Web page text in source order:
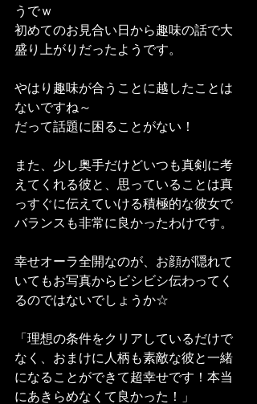
うでｗ
初めてのお見合い日から趣味の話で大
盛り上がりだったようです。
やはり趣味が合うことに越したことは
ないですね～
だって話題に困ることがない！
また、少し奥手だけどいつも真剣に考
えてくれる彼と、思っていることは真
っすぐに伝えていける積極的な彼女で
バランスも非常に良かったわけです。
幸せオーラ全開なのが、お顔が隠れて
いてもお写真からビシビシ伝わってく
るのではないでしょうか☆
「理想の条件をクリアしているだけで
なく、おまけに人柄も素敵な彼と一緒
になることができて超幸せです！本当
にあきらめなくて良かった！」